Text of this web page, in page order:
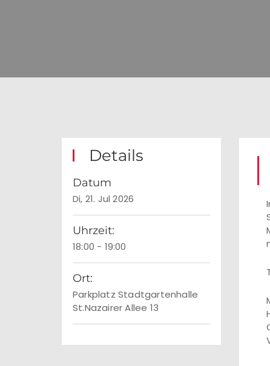
Details
Datum
Di, 21. Jul 2026
Uhrzeit:
18:00 - 19:00
Ort:
Parkplatz Stadtgartenhalle
St.Nazairer Allee 13